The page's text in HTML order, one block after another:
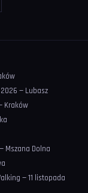
— Lubasz
Kraków
Mszana Dolna
— 11 listopada